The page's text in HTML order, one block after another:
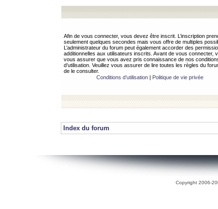
Afin de vous connecter, vous devez être inscrit. L’inscription
seulement quelques secondes mais vous offre de multiples
L’administrateur du forum peut également accorder des
additionnelles aux utilisateurs inscrits. Avant de vous connecter,
vous assurer que vous avez pris connaissance de nos
d’utilisation. Veuillez vous assurer de lire toutes les règles du
de le consulter.
Conditions d’utilisation| Politique de vie privée
Index du forum
Copyright 2006-